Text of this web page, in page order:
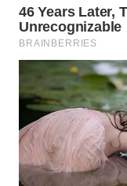
WN
KEPULAUAN
SERIBU
WN
TANGERANG
WN